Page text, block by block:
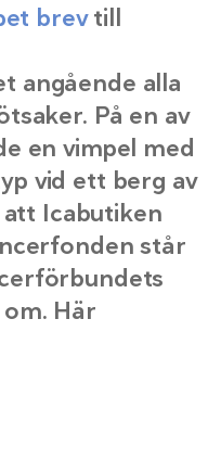
brevtill
angående alla
På en av
en vimpel med
vid ett berg av
att Icabutiken
står
Här